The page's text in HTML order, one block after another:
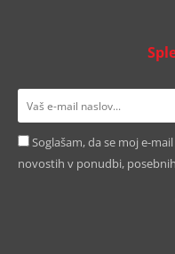
Soglašam, da se moj e-
novostih v ponudbi,